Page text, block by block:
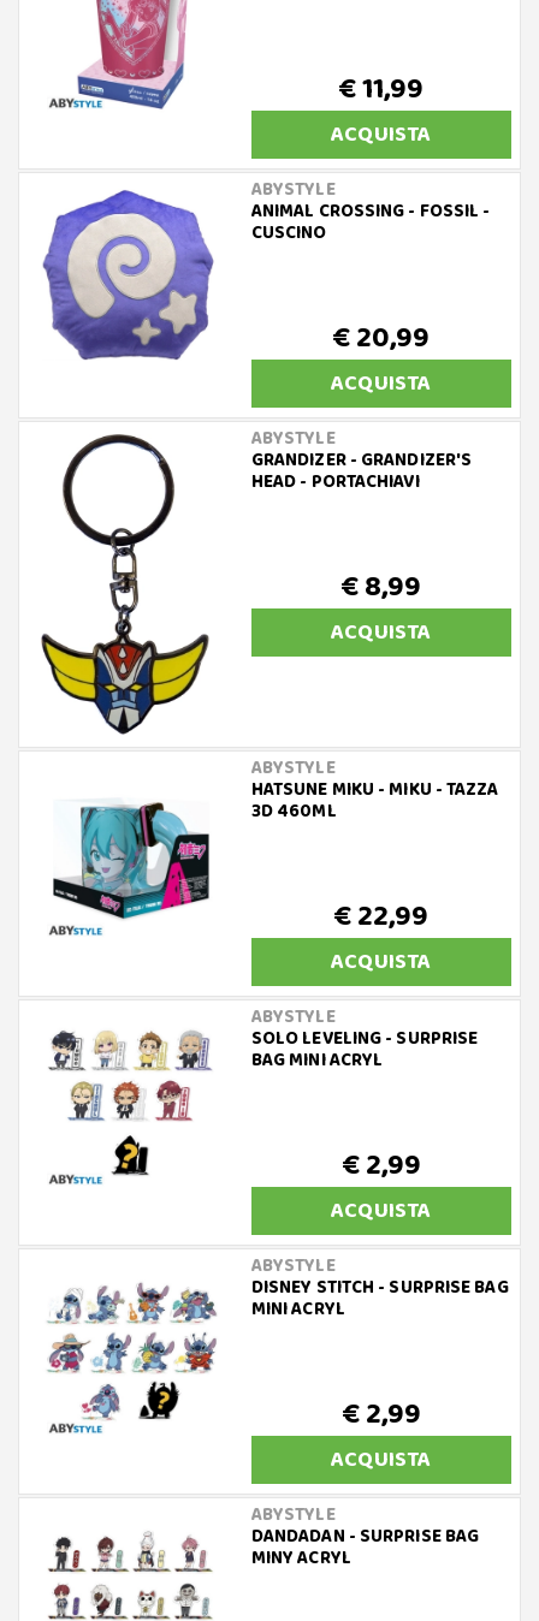
€ 11,99
ACQUISTA
ABYSTYLE
ANIMAL CROSSING - FOSSIL -
CUSCINO
€ 20,99
ACQUISTA
ABYSTYLE
GRANDIZER - GRANDIZER'S
HEAD - PORTACHIAVI
€ 8,99
ACQUISTA
ABYSTYLE
HATSUNE MIKU - MIKU - TAZZA
3D 460ML
€ 22,99
ACQUISTA
ABYSTYLE
SOLO LEVELING - SURPRISE
BAG MINI ACRYL
€ 2,99
ACQUISTA
ABYSTYLE
DISNEY STITCH - SURPRISE BAG
MINI ACRYL
€ 2,99
ACQUISTA
ABYSTYLE
DANDADAN - SURPRISE BAG
MINY ACRYL